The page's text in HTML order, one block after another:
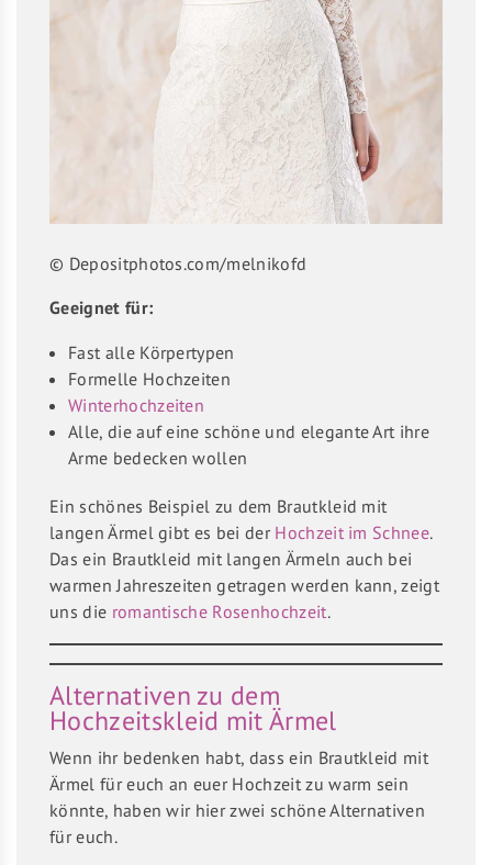
© Depositphotos.com/melnikofd
Geeignet für:
Fast alle Körpertypen
Formelle Hochzeiten
Winterhochzeiten
Alle, die auf eine schöne und elegante Art ihre
Arme bedecken wollen
Ein schönes Beispiel zu dem Brautkleid mit
langen Ärmel gibt es bei der Hochzeit im Schnee.
Das ein Brautkleid mit langen Ärmeln auch bei
warmen Jahreszeiten getragen werden kann, zeigt
uns die romantische Rosenhochzeit.
Alternativen zu dem
Hochzeitskleid mit Ärmel
Wenn ihr bedenken habt, dass ein Brautkleid mit
Ärmel für euch an euer Hochzeit zu warm sein
könnte, haben wir hier zwei schöne Alternativen
für euch.